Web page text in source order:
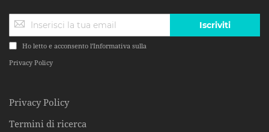
Ho letto e acconsento l'Informativa sulla
Privacy Policy
Iscriviti
Privacy Policy
Termini di ricerca